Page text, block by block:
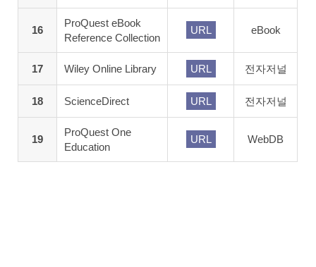
16
ProQuest eBook
Reference Collection
URL eBook
17 Wiley Online Library URL 전자저널
18 ScienceDirect URL 전자저널
19
ProQuest One
Education
URL WebDB